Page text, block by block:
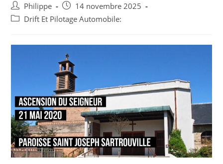
Auteur/autrice
de
Philippe
Post
published:
14 novembre 2025
PostDrift Et Pilotage Automobile: